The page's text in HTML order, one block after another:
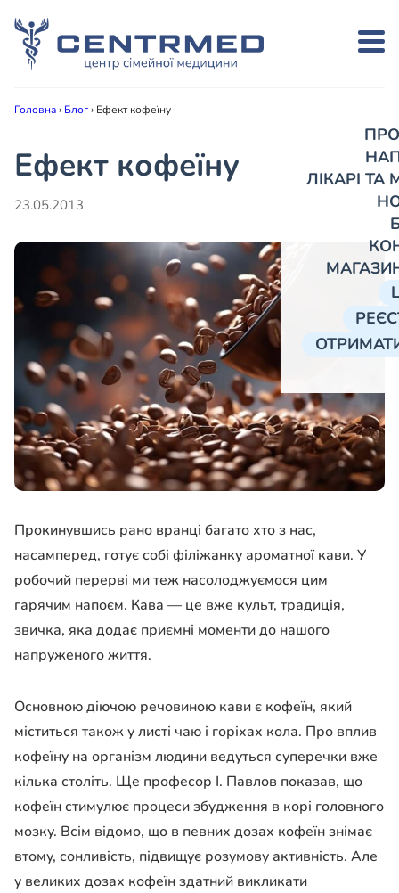
ЛІКАРІ
Головна› Блог› Ефект кофеїну
Ефект кофеїну
23.05.2013
Прокинувшись рано вранці багато хто з нас,
насамперед, готує собі філіжанку ароматної кави. У
робочий перерві ми теж насолоджуємося цим
гарячим напоєм. Кава — це вже культ, традиція,
звичка, яка додає приємні моменти до нашого
напруженого життя.
Основною діючою речовиною кави є кофеїн, який
міститься також у листі чаю і горіхах кола. Про вплив
кофеїну на організм людини ведуться суперечки вже
кілька століть. Ще професор І. Павлов показав, що
кофеїн стимулює процеси збудження в корі головного
мозку. Всім відомо, що в певних дозах кофеїн знімає
втому, сонливість, підвищує розумову активність. Але
у великих дозах кофеїн здатний викликати